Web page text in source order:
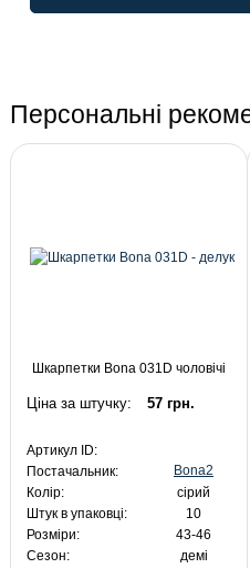
Персональні
Шкарпетки Bona 031D чоловічі
Ціна за штучку: 57 грн.
Артикул ID:
Постачальник:
Bona2
Колір:
сірий
Штук в упаковці:
10
Розміри:
43-46
Сезон:
демі